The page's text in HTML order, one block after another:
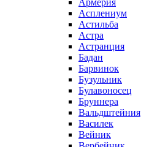
Армерия
Асплениум
Астильба
Астра
Астранция
Бадан
Барвинок
Бузульник
Булавоносец
Бруннера
Вальдштейния
Василек
Вейник